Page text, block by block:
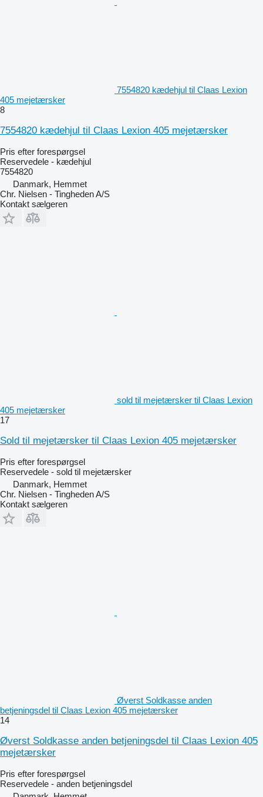
7554820 kædehjul til Claas Lexion
405 mejetærsker
8
7554820 kædehjul til Claas Lexion 405 mejetærsker
Pris efter forespørgsel
Reservedele - kædehjul
7554820
Danmark, Hemmet
Chr. Nielsen - Tingheden A/S
Kontakt sælgeren
sold til mejetærsker til Claas Lexion
405 mejetærsker
17
Sold til mejetærsker til Claas Lexion 405 mejetærsker
Pris efter forespørgsel
Reservedele - sold til mejetærsker
Danmark, Hemmet
Chr. Nielsen - Tingheden A/S
Kontakt sælgeren
Øverst Soldkasse anden
betjeningsdel til Claas Lexion 405 mejetærsker
14
Øverst Soldkasse anden betjeningsdel til Claas Lexion 405
mejetærsker
Pris efter forespørgsel
Reservedele - anden betjeningsdel